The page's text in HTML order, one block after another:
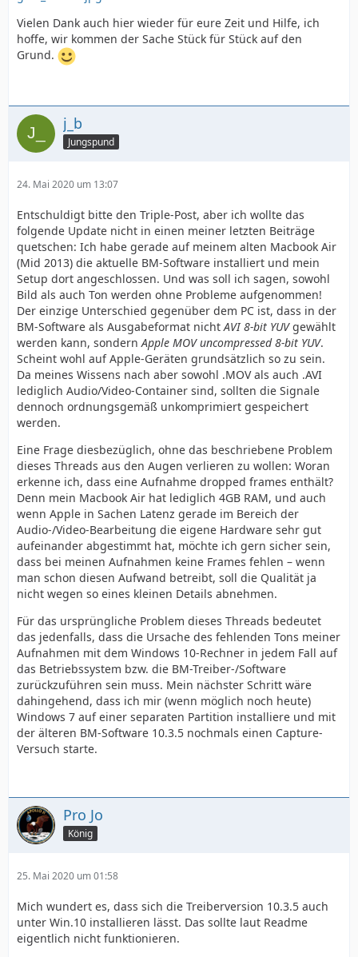
Vielen Dank auch hier wieder für eure Zeit und Hilfe, ich
hoffe, wir kommen der Sache Stück für Stück auf den
Grund.
j_b
Jungspund
24. Mai 2020 um 13:07
Entschuldigt bitte den Triple-Post, aber ich wollte das
folgende Update nicht in einen meiner letzten Beiträge
quetschen: Ich habe gerade auf meinem alten Macbook Air
(Mid 2013) die aktuelle BM-Software installiert und mein
Setup dort angeschlossen. Und was soll ich sagen, sowohl
Bild als auch Ton werden ohne Probleme aufgenommen!
Der einzige Unterschied gegenüber dem PC ist, dass in der
BM-Software als Ausgabeformat nichtAVI 8-bit YUVgewählt
werden kann, sondernApple MOV uncompressed 8-bit YUV.
Scheint wohl auf Apple-Geräten grundsätzlich so zu sein.
Da meines Wissens nach aber sowohl .MOV als auch .AVI
lediglich Audio/Video-Container sind, sollten die Signale
dennoch ordnungsgemäß unkomprimiert gespeichert
werden.
Eine Frage diesbezüglich, ohne das beschriebene Problem
dieses Threads aus den Augen verlieren zu wollen: Woran
erkenne ich, dass eine Aufnahme dropped frames enthält?
Denn mein Macbook Air hat lediglich 4GB RAM, und auch
wenn Apple in Sachen Latenz gerade im Bereich der
Audio-/Video-Bearbeitung die eigene Hardware sehr gut
aufeinander abgestimmt hat, möchte ich gern sicher sein,
dass bei meinen Aufnahmen keine Frames fehlen – wenn
man schon diesen Aufwand betreibt, soll die Qualität ja
nicht wegen so eines kleinen Details abnehmen.
Für das ursprüngliche Problem dieses Threads bedeutet
das jedenfalls, dass die Ursache des fehlenden Tons meiner
Aufnahmen mit dem Windows 10-Rechner in jedem Fall auf
das Betriebssystem bzw. die BM-Treiber-/Software
zurückzuführen sein muss. Mein nächster Schritt wäre
dahingehend, dass ich mir (wenn möglich noch heute)
Windows 7 auf einer separaten Partition installiere und mit
der älteren BM-Software 10.3.5 nochmals einen Capture-
Versuch starte.
Pro Jo
König
25. Mai 2020 um 01:58
Mich wundert es, dass sich die Treiberversion 10.3.5 auch
unter Win.10 installieren lässt. Das sollte laut Readme
eigentlich nicht funktionieren.